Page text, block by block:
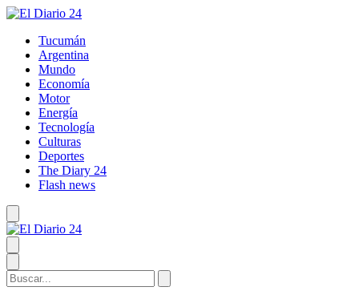
Tucumán
Argentina
Mundo
Economía
Motor
Energía
Tecnología
Culturas
Deportes
The Diary 24
Flash news